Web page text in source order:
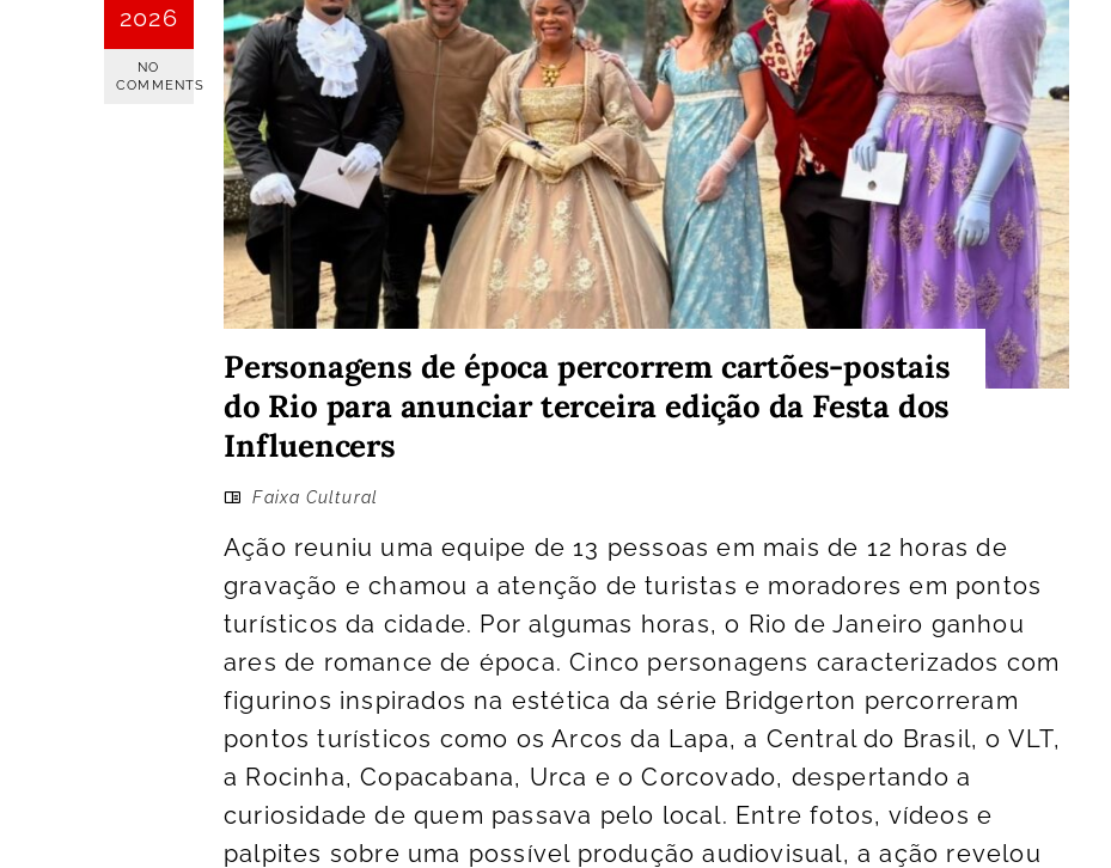
2026
NO
COMMENTS
Personagens de época percorrem cartões-postais
do Rio para anunciar terceira edição da Festa dos
Influencers
Faixa Cultural
Ação reuniu uma equipe de 13 pessoas em mais de 12 horas de
gravação e chamou a atenção de turistas e moradores em pontos
turísticos da cidade. Por algumas horas, o Rio de Janeiro ganhou
ares de romance de época. Cinco personagens caracterizados com
figurinos inspirados na estética da série Bridgerton percorreram
pontos turísticos como os Arcos da Lapa, a Central do Brasil, o VLT,
a Rocinha, Copacabana, Urca e o Corcovado, despertando a
curiosidade de quem passava pelo local. Entre fotos, vídeos e
palpites sobre uma possível produção audiovisual, a ação revelou